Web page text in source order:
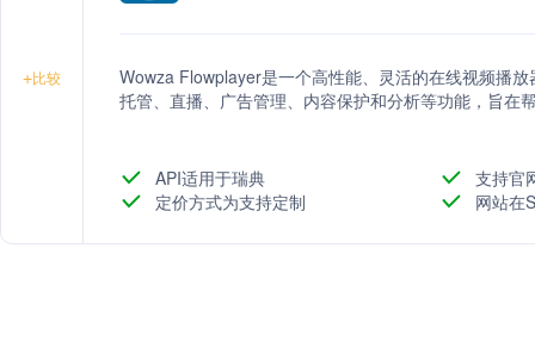
+比较
Wowza Flowplayer是一个高性能、灵活的在线视频播
托管、直播、广告管理、内容保护和分析等功能，旨在
API适用于瑞典
支持官
定价方式为支持定制
网站在